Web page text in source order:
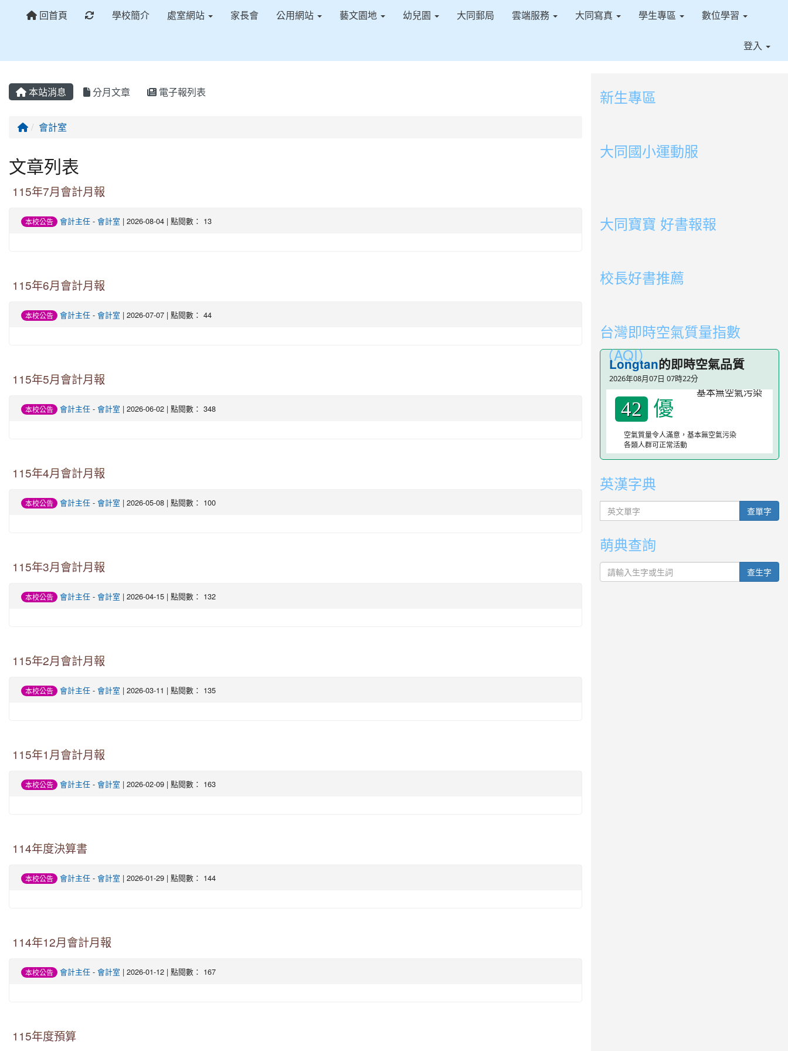
回首頁 重新取得佈景設定
學校簡介 處室網站 家長會 公用網站 藝文園地 幼兒園 大同郵局 雲端服務 大同寫真 學生專區 數位學習
登入
本站消息 分月文章 電子報列表
回首頁
會計室
文章列表
115年7月會計月報
本校公告 會計主任 - 會計室 | 2026-08-04 | 點閱數： 13
115年6月會計月報
本校公告 會計主任 - 會計室 | 2026-07-07 | 點閱數： 44
115年5月會計月報
本校公告 會計主任 - 會計室 | 2026-06-02 | 點閱數： 348
115年4月會計月報
本校公告 會計主任 - 會計室 | 2026-05-08 | 點閱數： 100
115年3月會計月報
本校公告 會計主任 - 會計室 | 2026-04-15 | 點閱數： 132
115年2月會計月報
本校公告 會計主任 - 會計室 | 2026-03-11 | 點閱數： 135
115年1月會計月報
本校公告 會計主任 - 會計室 | 2026-02-09 | 點閱數： 163
114年度決算書
本校公告 會計主任 - 會計室 | 2026-01-29 | 點閱數： 144
114年12月會計月報
本校公告 會計主任 - 會計室 | 2026-01-12 | 點閱數： 167
115年度預算
新生專區
大同國小運動服
大同寶寶 好書報報
校長好書推薦
台灣即時空氣質量指數
（AQI）
Longtan的即時空氣品質
2026年08月07日 07時22分
42 優
空氣質量令人滿意，基本無空氣污染
各類人群可正常活動
英漢字典
英文單字 查單字
萌典查詢
查生字